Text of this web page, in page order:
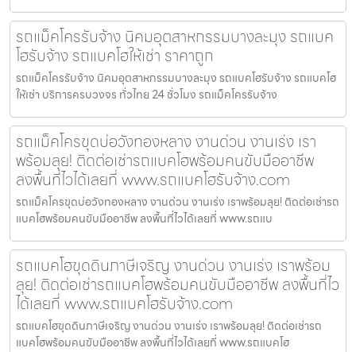
รถแม็คโครรับจ้าง นิคมอุตสาหกรรมบางละมุง รถแบค
โฮรับจ้าง รถแบคโฮให้เช่า ราคาถูก
รถแม็คโครรับจ้าง นิคมอุตสาหกรรมบางละมุง รถแบคโฮรับจ้าง รถแบคโฮ
ให้เช่า บริการครบวงจร ทั่วไทย 24 ชั่วโมง รถแม็คโครรับจ้าง
รถแม็คโครขุดบ่อวังทองหลาง งานด่วน งานเร่ง เรา
พร้อมลุย! ติดต่อเช่ารถแบคโฮพร้อมคนขับมืออาชีพ
ลงพื้นที่ไวได้เลยที่ www.รถแบคโฮรับจ้าง.com
รถแม็คโครขุดบ่อวังทองหลาง งานด่วน งานเร่ง เราพร้อมลุย! ติดต่อเช่ารถ
แบคโฮพร้อมคนขับมืออาชีพ ลงพื้นที่ไวได้เลยที่ www.รถแบ
รถแบคโฮขุดดินภาษีเจริญ งานด่วน งานเร่ง เราพร้อม
ลุย! ติดต่อเช่ารถแบคโฮพร้อมคนขับมืออาชีพ ลงพื้นที่ไว
ได้เลยที่ www.รถแบคโฮรับจ้าง.com
รถแบคโฮขุดดินภาษีเจริญ งานด่วน งานเร่ง เราพร้อมลุย! ติดต่อเช่ารถ
แบคโฮพร้อมคนขับมืออาชีพ ลงพื้นที่ไวได้เลยที่ www.รถแบคโฮ